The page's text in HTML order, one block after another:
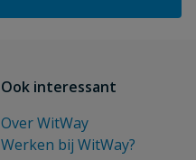
Ook interessant
Over WitWay
Werken bij WitWay?